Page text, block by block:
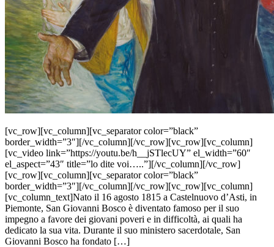
[vc_row][vc_column][vc_separator color=”black”
border_width=”3″][/vc_column][/vc_row][vc_row][vc_column]
[vc_video link=”https://youtu.be/h__jSTlecUY” el_width=”60″
el_aspect=”43″ title=”lo dite voi…..”][/vc_column][/vc_row]
[vc_row][vc_column][vc_separator color=”black”
border_width=”3″][/vc_column][/vc_row][vc_row][vc_column]
[vc_column_text]Nato il 16 agosto 1815 a Castelnuovo d’Asti, in
Piemonte, San Giovanni Bosco è diventato famoso per il suo
impegno a favore dei giovani poveri e in difficoltà, ai quali ha
dedicato la sua vita. Durante il suo ministero sacerdotale, San
Giovanni Bosco ha fondato […]